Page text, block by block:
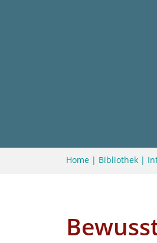
Home | Bibliothek |